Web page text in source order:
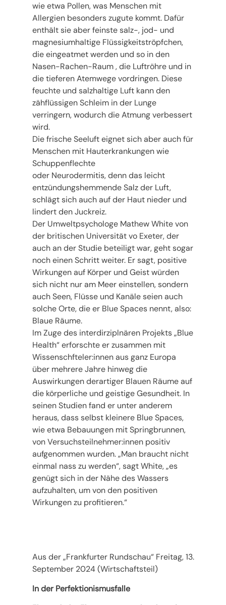
wie etwa Pollen, was Menschen mit
Allergien besonders zugute kommt. Dafür
enthält sie aber feinste salz-, jod- und
magnesiumhaltige Flüssigkeitströpfchen,
die eingeatmet werden und so in den
Nasen-Rachen-Raum , die Luftröhre und in
die tieferen Atemwege vordringen. Diese
feuchte und salzhaltige Luft kann den
zähflüssigen Schleim in der Lunge
verringern, wodurch die Atmung verbessert
wird.
Die frische Seeluft eignet sich aber auch für
Menschen mit Hauterkrankungen wie
Schuppenflechte
oder Neurodermitis, denn das leicht
entzündungshemmende Salz der Luft,
schlägt sich auch auf der Haut nieder und
lindert den Juckreiz.
Der Umweltpsychologe Mathew White von
der britischen Universität vo Exeter, der
auch an der Studie beteiligt war, geht sogar
noch einen Schritt weiter. Er sagt, positive
Wirkungen auf Körper und Geist würden
sich nicht nur am Meer einstellen, sondern
auch Seen, Flüsse und Kanäle seien auch
solche Orte, die er Blue Spaces nennt, also:
Blaue Räume.
Im Zuge des interdirziplnären Projekts „Blue
Health“ erforschte er zusammen mit
Wissenschfteler:innen aus ganz Europa
über mehrere Jahre hinweg die
Auswirkungen derartiger Blauen Räume auf
die körperliche und geistige Gesundheit. In
seinen Studien fand er unter anderem
heraus, dass selbst kleinere Blue Spaces,
wie etwa Bebauungen mit Springbrunnen,
von Versuchsteilnehmer:innen positiv
aufgenommen wurden. „Man braucht nicht
einmal nass zu werden“, sagt White, „es
genügt sich in der Nähe des Wassers
aufzuhalten, um von den positiven
Wirkungen zu profitieren.“
Aus der „Frankfurter Rundschau“ Freitag, 13.
September 2024 (Wirtschaftsteil)
In der Perfektionismusfalle